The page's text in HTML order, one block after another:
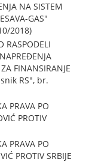
NA SISTEM
GAS"
2018)
RASPODELI
FINANSIRANJE
RS", br.
PRAVA PO
PROTIV
PRAVA PO
PROTIV SRBIJE